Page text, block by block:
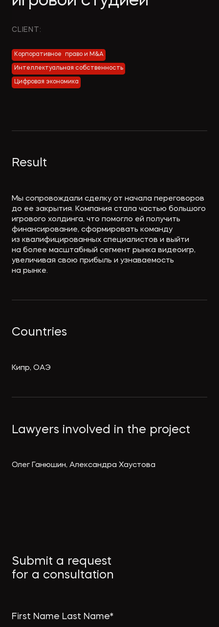
Экологическое
Articles
CLIENT:
Корпоративное право и M&A
Интеллектуальная собственность
Цифровая экономика
Result
Мы сопровождали сделку от начала переговоров
до ее закрытия. Компания стала частью большого
игрового холдинга, что помогло ей получить
финансирование, сформировать команду
из квалифицированных специалистов и выйти
на более масштабный сегмент рынка видеоигр,
увеличивая свою прибыль и узнаваемость
на рынке.
Countries
Кипр, ОАЭ
Lawyers involved in the project
Олег Ганюшин, Александра Хаустова
Submit a request
for a consultation